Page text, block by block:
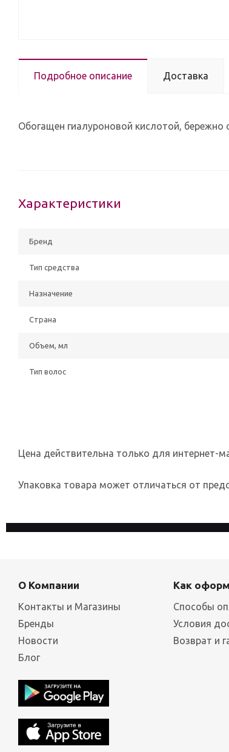
Подробное описание Доставка
Обогащен гиалуроновой кислотой,
Характеристики
Бренд
Тип средства
Назначение
Страна
Объем, мл
Тип волос
Цена действительна только для интернет-
Упаковка товара может отличаться от
О Компании
Контакты и Магазины
Бренды
Новости
Блог
Как
Способы
Условия
Возврат и